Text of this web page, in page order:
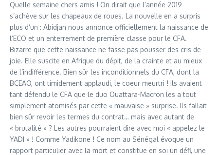
Quelle semaine chers amis ! On dirait que l’année 2019
s’achève sur les chapeaux de roues. La nouvelle en a surpris
plus d’un : Abidjan nous annonce officiellement la naissance de
l’ECO et un enterrement de première classe pour le CFA.
Bizarre que cette naissance ne fasse pas pousser des cris de
joie. Elle suscite en Afrique du dépit, de la crainte et au mieux
de l’indifférence. Bien sûr les inconditionnels du CFA, dont la
BCEAO, ont timidement applaudi, le coeur meurtri ! Ils avaient
tant défendu le CFA que le duo Ouattara-Macron les a tout
simplement atomisés par cette « mauvaise » surprise. Ils fallait
bien sûr revoir les termes du contrat… mais avec autant de
« brutalité » ? Les autres pourraient dire avec moi « appelez le
YADI » ! Comme Yadikone ! Ce nom au Sénégal évoque un
rapport particulier avec la mort et constitue en soi un défi, une